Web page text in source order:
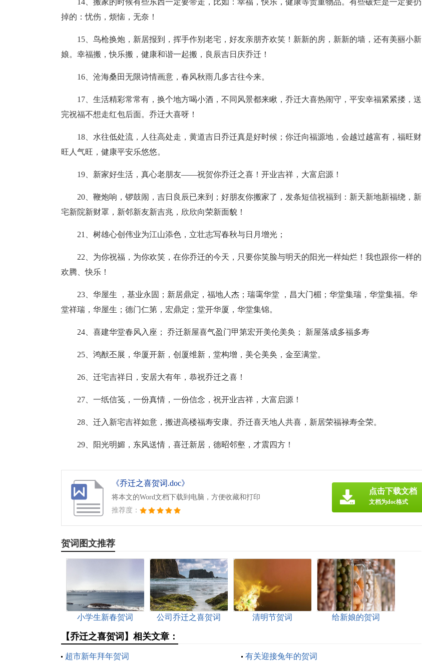
14、搬家的时候有些东西一定要带走，比如：幸福，快乐，健康等贵重物品。有些破烂是一定要扔
掉的：忧伤，烦恼，无奈！
15、鸟枪换炮，新居报到，挥手作别老宅，好友亲朋齐欢笑！新新的房，新新的墙，还有美丽小新
娘。幸福搬，快乐搬，健康和谐一起搬，良辰吉日庆乔迁！
16、沧海桑田无限诗情画意，春风秋雨几多古往今来。
17、生活精彩常常有，换个地方喝小酒，不同风景都来瞅，乔迁大喜热闹守，平安幸福紧紧搂，送
完祝福不想走红包后面。乔迁大喜呀！
18、水往低处流，人往高处走，黄道吉日乔迁真是好时候；你迁向福源地，会越过越富有，福旺财
旺人气旺，健康平安乐悠悠。
19、新家好生活，真心老朋友――祝贺你乔迁之喜！开业吉祥，大富启源！
20、鞭炮响，锣鼓闹，吉日良辰已来到；好朋友你搬家了，发条短信祝福到：新天新地新福绕，新
宅新院新财罩，新邻新友新吉兆，欣欣向荣新面貌！
21、树雄心创伟业为江山添色，立壮志写春秋与日月增光；
22、为你祝福，为你欢笑，在你乔迁的今天，只要你笑脸与明天的阳光一样灿烂！我也跟你一样的
欢腾、快乐！
23、华屋生 ，基业永固；新居鼎定，福地人杰；瑞霭华堂 ，昌大门楣；华堂集瑞，华堂集福。华
堂祥瑞，华屋生；德门仁第，宏鼎定；堂开华厦，华堂集锦。
24、喜建华堂春风入座； 乔迁新屋喜气盈门甲第宏开美伦美奂； 新屋落成多福多寿
25、鸿猷丕展，华厦开新，创厦维新，堂构增，美仑美奂，金至满堂。
26、迁宅吉祥日，安居大有年，恭祝乔迁之喜！
27、一纸信笺，一份真情，一份信念，祝开业吉祥，大富启源！
28、迁入新宅吉祥如意，搬进高楼福寿安康。乔迁喜天地人共喜，新居荣福禄寿全荣。
29、阳光明媚，东风送情，喜迁新居，德昭邻壑，才震四方！
《乔迁之喜贺词.doc》
将本文的Word文档下载到电脑，方便收藏和打印
推荐度：
点击下载文档
文档为doc格式
贺词图文推荐
小学生新春贺词 公司乔迁之喜贺词 清明节贺词 给新娘的贺词
【乔迁之喜贺词】相关文章：
超市新年拜年贺词 有关迎接兔年的贺词